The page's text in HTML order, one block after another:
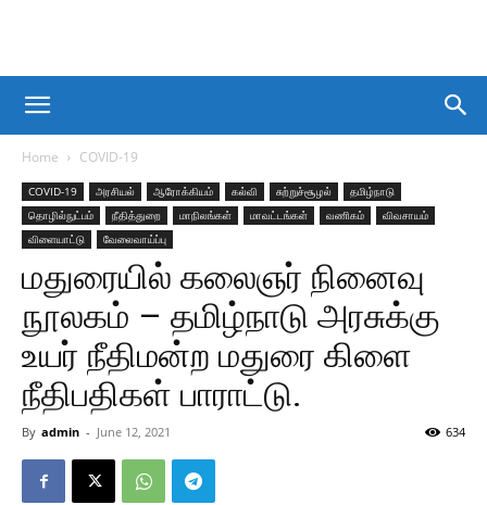
Home COVID-19
COVID-19 அரசியல் ஆரோக்கியம் கல்வி சுற்றுச்சூழல்
தமிழ்நாடு
தொழில்நுட்பம்
நீதித்துறை மாநிலங்கள் மாவட்டங்கள் வணிகம்
விவசாயம்
விளையாட்டு
வேலைவாய்ப்பு
மதுரையில் கலைஞர் நினைவு
நூலகம் – தமிழ்நாடு அரசுக்கு
உயர் நீதிமன்ற மதுரை கிளை
நீதிபதிகள் பாராட்டு.
By admin - June 12, 2021 634